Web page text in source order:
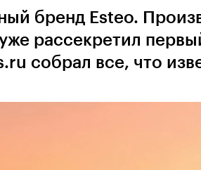
бренд Esteo.
рассекретил
собрал все, что